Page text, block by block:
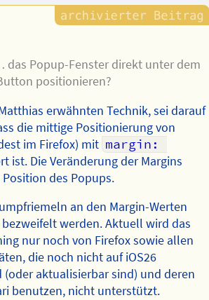
das Popup-Fenster direkt unter dem
positionieren?
erwähnten Technik, sei darauf
die mittige Positionierung von
im Firefox) mit margin:
ist. Die Veränderung der Margins
des Popups.
an den Margin-Werten
werden. Aktuell wird das
nur noch von Firefox sowie allen
die noch nicht auf iOS26
aktualisierbar sind) und deren
benutzen, nicht unterstützt.